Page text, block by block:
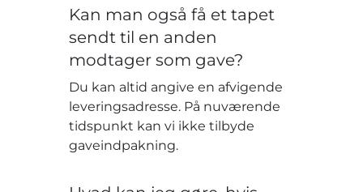
Kan man også få et tapet
sendt til en anden
modtager som gave?
Du kan altid angive en afvigende
leveringsadresse. På nuværende
tidspunkt kan vi ikke tilbyde
gaveindpakning.